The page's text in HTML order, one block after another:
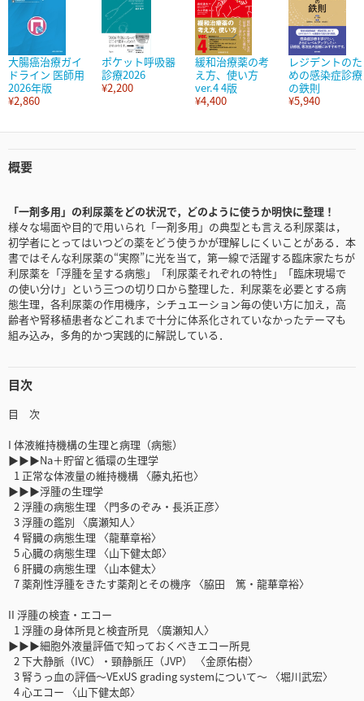
大腸癌治療ガイ
ドライン 医師用
2026年版
¥2,860
ポケット呼吸器
診療2026
¥2,200
緩和治療薬の考
え方、使い方
ver.4 4版
¥4,400
レジデントのた
めの感染症診療
の鉄則
¥5,940
概要
「一剤多用」の利尿薬をどの状況で，どのように使うか明快に整理！
様々な場面や目的で用いられ「一剤多用」の典型とも言える利尿薬は，
初学者にとってはいつどの薬をどう使うかが理解しにくいことがある．本
書ではそんな利尿薬の“実際”に光を当て，第一線で活躍する臨床家たちが
利尿薬を「浮腫を呈する病態」「利尿薬それぞれの特性」「臨床現場で
の使い分け」という三つの切り口から整理した．利尿薬を必要とする病
態生理，各利尿薬の作用機序，シチュエーション毎の使い方に加え，高
齢者や腎移植患者などこれまで十分に体系化されていなかったテーマも
組み込み，多角的かつ実践的に解説している．
目次
目 次
I 体液維持機構の生理と病理（病態）
▶▶▶Na＋貯留と循環の生理学
1 正常な体液量の維持機構 〈藤丸拓也〉
▶▶▶浮腫の生理学
2 浮腫の病態生理 〈門多のぞみ・長浜正彦〉
3 浮腫の鑑別 〈廣瀬知人〉
4 腎臓の病態生理 〈龍華章裕〉
5 心臓の病態生理 〈山下健太郎〉
6 肝臓の病態生理 〈山本健太〉
7 薬剤性浮腫をきたす薬剤とその機序 〈脇田 篤・龍華章裕〉
II 浮腫の検査・エコー
1 浮腫の身体所見と検査所見 〈廣瀬知人〉
▶▶▶細胞外液量評価で知っておくべきエコー所見
2 下大静脈（IVC）・頸静脈圧（JVP） 〈金原佑樹〉
3 腎うっ血の評価～VExUS grading systemについて～ 〈堀川武宏〉
4 心エコー 〈山下健太郎〉